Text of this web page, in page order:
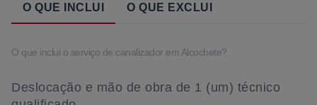
O QUE INCLUI O QUE EXCLUI
O que inclui o serviço de canalizador em Alcochete?
Deslocação e mão de obra de 1 (um) técnico